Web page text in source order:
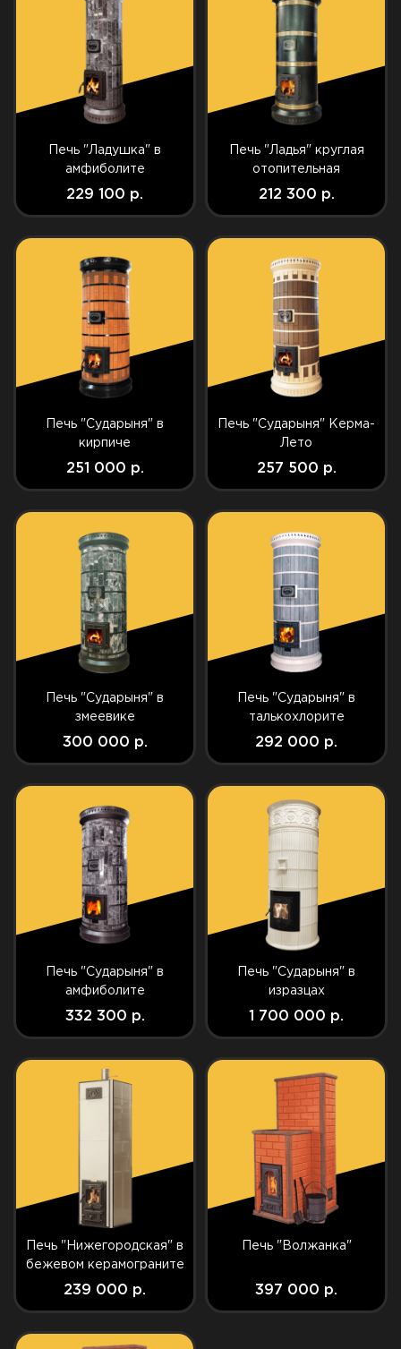
Печь "Ладушка" в
амфиболите
229 100 р.
Печь "Ладья" круглая
отопительная
212 300 р.
Печь "Сударыня" в
кирпиче
251 000 р.
Печь "Сударыня" Керма-
Лето
257 500 р.
Печь "Сударыня" в
змеевике
300 000 р.
Печь "Сударыня" в
талькохлорите
292 000 р.
Печь "Сударыня" в
амфиболите
332 300 р.
Печь "Сударыня" в
изразцах
1 700 000 р.
Печь "Нижегородская" в
бежевом керамограните
239 000 р.
Печь "Волжанка"
397 000 р.